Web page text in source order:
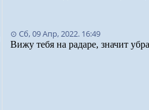
⊙ Сб, 09 Апр, 2022. 16:49
Вижу тебя на радаре, значит